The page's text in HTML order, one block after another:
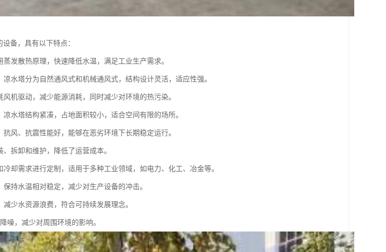
备，具有以下特点：
发散热原理，快速降低水温，满足工业生产需求。
水塔分为自然通风式和机械通风式，结构设计灵活，适应性强。
机驱动，减少能源消耗，同时减少对环境的热污染。
水塔结构紧凑，占地面积较小，适合空间有限的场所。
风、抗震性能好，能够在恶劣环境下长期稳定运行。
拆卸和维护，降低了运营成本。
却需求进行定制，适用于多种工业领域，如电力、化工、冶金等。
持水温相对稳定，减少对生产设备的冲击。
少水资源浪费，符合可持续发展理念。
噪，减少对周围环境的影响。